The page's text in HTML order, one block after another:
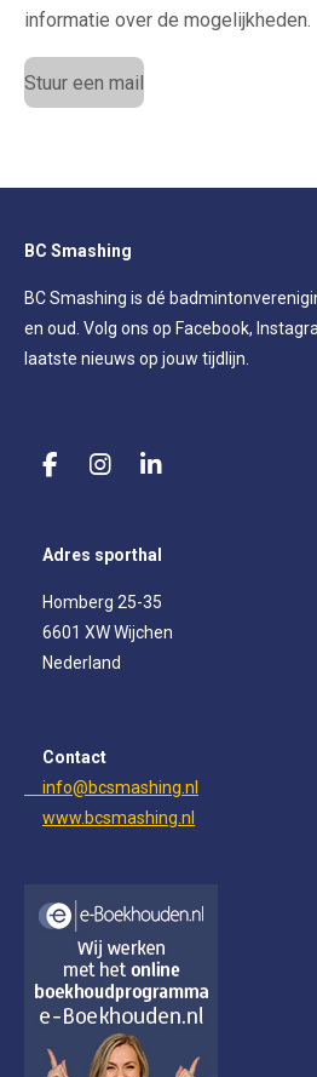
informatie over de mogelijkheden.
Stuur een mail
BC Smashing
BC Smashing is dé
en oud. Volg ons op Facebook,
laatste nieuws op jouw tijdlijn.
F
e
b
o
k
I
a
r
a
m
L
k
e
I
n
Adres sporthal
Homberg 25-35
6601 XW Wijchen
Nederland
Contact
info@bcsmashing.nl
www.bcsmashing.nl